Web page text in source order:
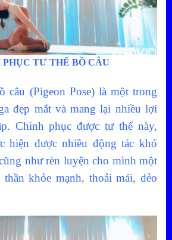
PHỤC TƯ THẾ BỒ CÂU
(Pigeon Pose) là một trong
đẹp mắt và mang lại nhiều lợi
Chinh phục được tư thế này,
hiện được nhiều động tác khó
như rèn luyện cho mình một
khỏe mạnh, thoải mái, dẻo